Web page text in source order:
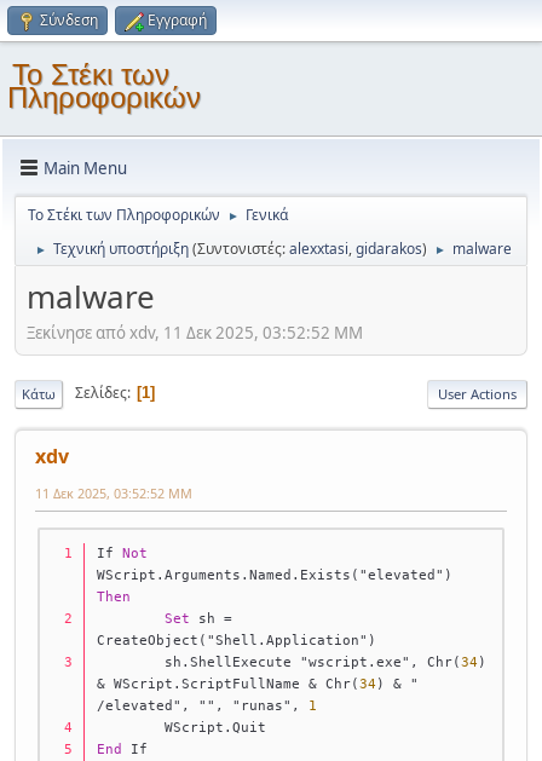
Σύνδεση Εγγραφή
Το Στέκι των
Πληροφορικών
Main Menu
Το Στέκι των Πληροφορικών ► Γενικά
► Τεχνική υποστήριξη(Συντονιστές:alexxtasi,gidarakos) ► malware
malware
Ξεκίνησε από xdv, 11 Δεκ 2025, 03:52:52 ΜΜ
Κάτω Σελίδες 1 User Actions
xdv
11 Δεκ 2025, 03:52:52 ΜΜ
If Not
Then
Set sh =
CreateObject("Shell.Application")
	sh.ShellExecute "wscript.exe", Chr(
34
& WScript.ScriptFullName & Chr(34) & "
/elevated", "", "runas", 1
	WScript.Quit
End
If